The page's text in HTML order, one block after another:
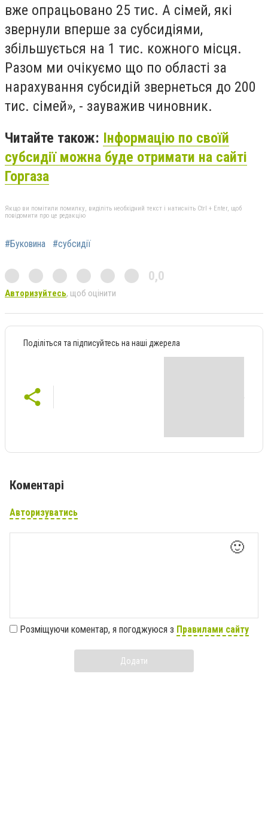
вже опрацьовано 25 тис. А сімей, які
звернули вперше за субсидіями,
збільшується на 1 тис. кожного місця.
Разом ми очікуємо що по області за
нарахування субсидій звернеться до 200
тис. сімей», - зауважив чиновник.
Читайте також: Інформацію по своїй
субсидії можна буде отримати на сайті
Горгаза
Якщо ви помітили помилку, виділіть необхідний текст і натисніть Ctrl + Enter, щоб
повідомити про це редакцію
#Буковина #субсидії
0,0
Авторизуйтесь, щоб оцінити
Поділіться та підписуйтесь на наші джерела
Коментарі
Авторизуватись
🙂
Розміщуючи коментар, я погоджуюся з Правилами сайту
Додати